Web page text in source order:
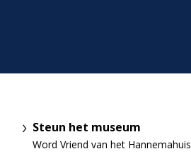
Steun het museum
Word Vriend van het Hannemahuis